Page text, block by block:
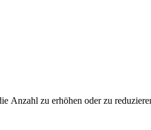
Anzahl zu erhöhen oder zu